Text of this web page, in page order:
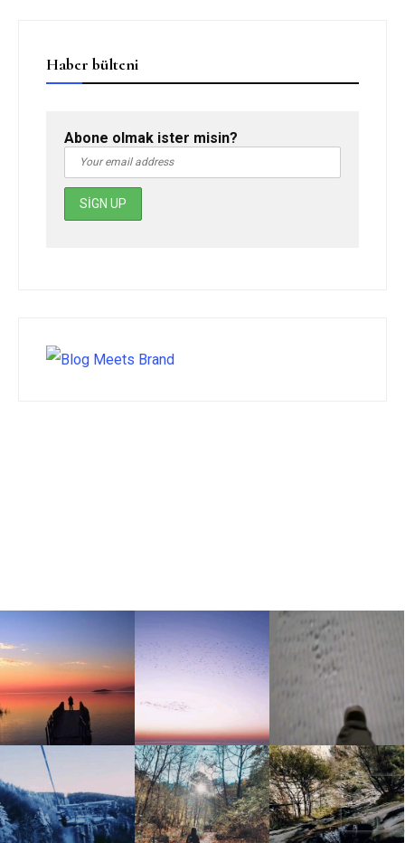
Haber bülteni
Abone olmak ister misin?